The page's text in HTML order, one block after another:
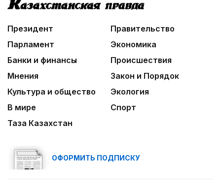
анонсировали совместный проект
кассовым фильмом 2026 года
Президент
Правительство
Парламент
Экономика
Банки и финансы
Происшествия
Мнения
Закон и Порядок
Культура и общество
Экология
В мире
Спорт
Таза Казахстан
ОФОРМИТЬ ПОДПИСКУ